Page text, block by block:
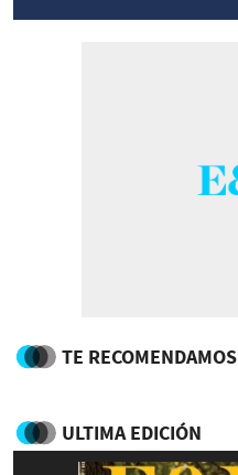
TE RECOMENDAMOS
ULTIMA EDICIÓN